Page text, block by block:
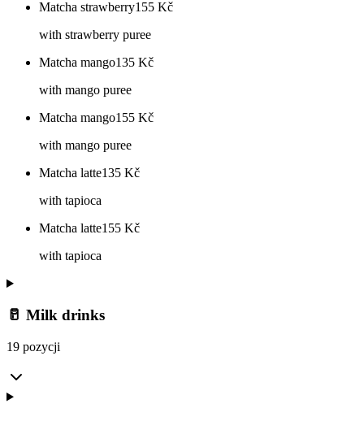
Matcha strawberry155 Kč
with strawberry puree
Matcha mango135 Kč
with mango puree
Matcha mango155 Kč
with mango puree
Matcha latte135 Kč
with tapioca
Matcha latte155 Kč
with tapioca
🥛 Milk drinks
19 pozycji